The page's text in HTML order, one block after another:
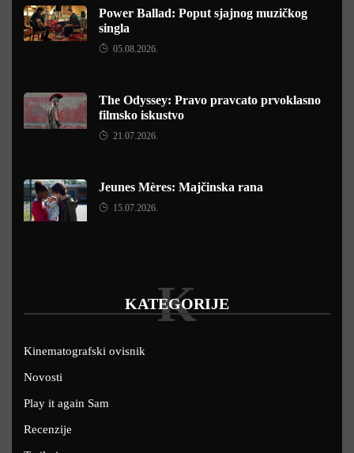
Power Ballad: Poput sjajnog muzičkog
singla
05.08.2026.
The Odyssey: Pravo pravcato prvoklasno
filmsko iskustvo
21.07.2026.
Jeunes Mères: Majčinska rana
15.07.2026.
KATEGORIJE
K
Kinematografski ovisnik
Novosti
Play it again Sam
Recenzije